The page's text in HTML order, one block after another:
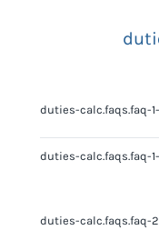
duties-calc.faqs.faq-
duties-calc.faqs.faq-
duties-calc.faqs.faq-